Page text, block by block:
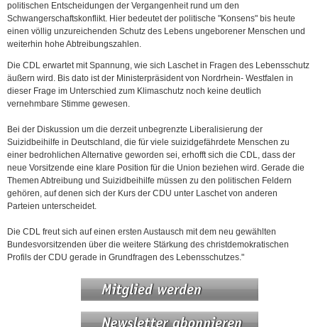
politischen Entscheidungen der Vergangenheit rund um den
Schwangerschaftskonflikt. Hier bedeutet der politische "Konsens" bis heute
einen völlig unzureichenden Schutz des Lebens ungeborener Menschen und
weiterhin hohe Abtreibungszahlen.
Die CDL erwartet mit Spannung, wie sich Laschet in Fragen des Lebensschutz
äußern wird. Bis dato ist der Ministerpräsident von Nordrhein- Westfalen in
dieser Frage im Unterschied zum Klimaschutz noch keine deutlich
vernehmbare Stimme gewesen.
Bei der Diskussion um die derzeit unbegrenzte Liberalisierung der
Suizidbeihilfe in Deutschland, die für viele suizidgefährdete Menschen zu
einer bedrohlichen Alternative geworden sei, erhofft sich die CDL, dass der
neue Vorsitzende eine klare Position für die Union beziehen wird. Gerade die
Themen Abtreibung und Suizidbeihilfe müssen zu den politischen Feldern
gehören, auf denen sich der Kurs der CDU unter Laschet von anderen
Parteien unterscheidet.
Die CDL freut sich auf einen ersten Austausch mit dem neu gewählten
Bundesvorsitzenden über die weitere Stärkung des christdemokratischen
Profils der CDU gerade in Grundfragen des Lebensschutzes."